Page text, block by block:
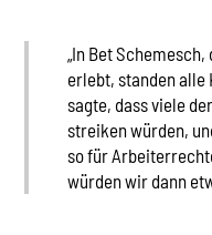
„In Bet
erlebt, standen
sagte, dass viele
streiken würden,
so für
würden wir dann